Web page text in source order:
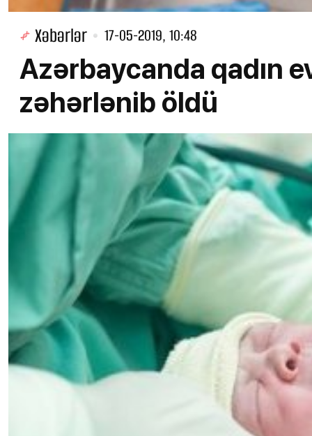
Xəbərlər 17-05-2019, 10:48
Azərbaycanda qadın
zəhərlənib öldü